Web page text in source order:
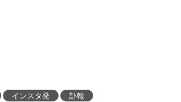
インスタ発 訃報